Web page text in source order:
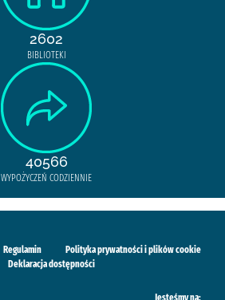
2602
BIBLIOTEKI
40566
WYPOŻYCZEŃ CODZIENNIE
Regulamin
Polityka prywatności i plików cookie
Deklaracja dostępności
Jesteśmy na: